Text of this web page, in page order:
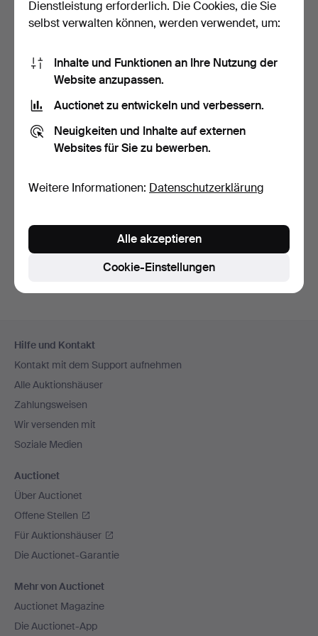
BRIEFÖFFNER, 2 St., in
Form von Säbeln, Me…
2 Tage
Schätzwert
MILITÄRDETALJER,
Mützen, Feldflasche, Knöp…
5 Tage
Schätzwert
Beendete Auktionen aus unserem
Archivsuchen.
Navigation
Hilfe und Kontakt
Kontakt mit dem Support aufnehmen
Alle Auktionshäuser
Zahlungsweisen
Wir versenden mit
Soziale Medien
Auctionet
Über Auctionet
Offene Stellen
Für Auktionshäuser
Die Auctionet-Garantie
Mehr von Auctionet
Auctionet Magazine
Die Auctionet-App
Dienstleistung erforderlich. Die Cookies, die Sie
selbst verwalten können, werden verwendet, um:
Inhalte und Funktionen an Ihre Nutzung der
Website anzupassen.
Auctionet zu entwickeln und verbessern.
Neuigkeiten und Inhalte auf externen
Websites für Sie zu bewerben.
Weitere Informationen: Datenschutzerklärung
Cookie-Einstellungen
Alle akzeptieren